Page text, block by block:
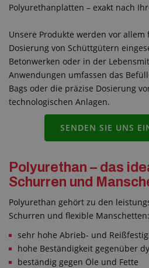
Polyurethanplatten – exakt nach
Unsere Produkte werden vor
Dosierung von Schüttgütern
Betonwerken oder in der
Anwendungen umfassen das
Bags oder die präzise Dosierung
technologischen Anlagen.
SENDEN SIE UNS
Polyurethan – das
Schurren und
Polyurethan gehört zu den
Schurren und flexible Manschetten:
sehr hohe Abrieb- und
hohe Beständigkeit gegenüber
beständig gegen Öle und Fette